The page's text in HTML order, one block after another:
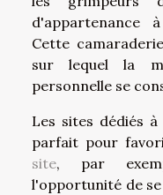
d'appartenance
Cette
sur lequel la
personnelle se
Les sites dédiés
parfait pour
site, par
l'opportunité de